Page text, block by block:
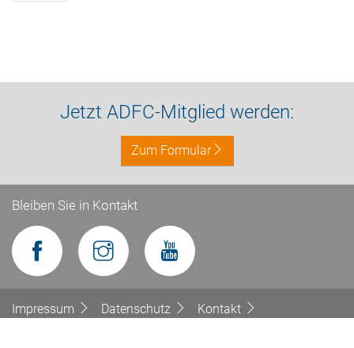
Jetzt ADFC-Mitglied werden:
Zum Formular
Bleiben Sie in Kontakt
Impressum Datenschutz Kontakt